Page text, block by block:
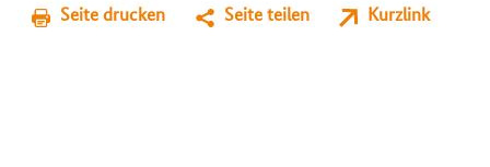
Seite drucken Seite teilen Kurzlink